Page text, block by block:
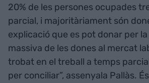
20% de les persones ocupades
parcial, i majoritàriament són
explicació que es pot donar per
massiva de les dones al mercat
trobat en el treball a temps
per conciliar”, assenyala Pallàs.